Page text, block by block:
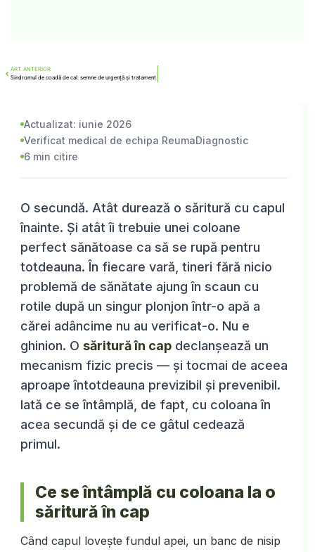
ART. ANTERIOR
Sindromul de coadă de cal: semne de urgență și tratament
Actualizat: iunie 2026
Verificat medical de echipa ReumaDiagnostic
6 min citire
O secundă. Atât durează o săritură cu capul
înainte. Și atât îi trebuie unei coloane
perfect sănătoase ca să se rupă pentru
totdeauna. În fiecare vară, tineri fără nicio
problemă de sănătate ajung în scaun cu
rotile după un singur plonjon într-o apă a
cărei adâncime nu au verificat-o. Nu e
ghinion. O săritură în capdeclanșează un
mecanism fizic precis — și tocmai de aceea
aproape întotdeauna previzibil și prevenibil.
Iată ce se întâmplă, de fapt, cu coloana în
acea secundă și de ce gâtul cedează
primul.
Ce se întâmplă cu coloana la o
săritură în cap
Când capul lovește fundul apei, un banc de nisip